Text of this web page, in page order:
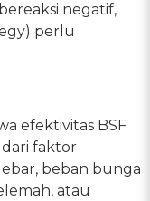
negatif,
perlu
efektivitas BSF
dari faktor
beban bunga
atau